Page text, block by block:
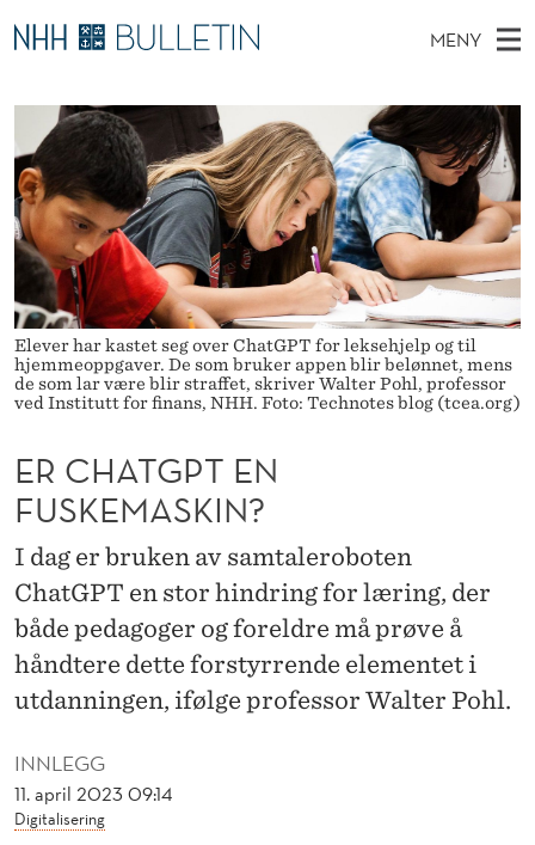
E
R
C
H
A
T
P
T
E
N
F
U
S
K
E
A
S
MENY
O
V
E
D
M
N
Y
Ø
N
E
T
T
S
T
E
T
Stipendiater og nye forskerprofiler
Disputaser
Ekspertutvalg
Om Bulletin
Elever har kastet seg over ChatGPT for leksehjelp og til
hjemmeoppgaver. De som bruker appen blir belønnet, mens
de som lar være blir straffet, skriver Walter Pohl, professor
ved Institutt for finans, NHH. Foto: Technotes blog (tcea.org)
INNLEGG
11. april 2023 09:14
Digitalisering
ER CHATGPT EN
FUSKEMASKIN?
I dag er bruken av samtaleroboten
ChatGPT en stor hindring for læring, der
både pedagoger og foreldre må prøve å
håndtere dette forstyrrende elementet i
utdanningen, ifølge professor Walter Pohl.